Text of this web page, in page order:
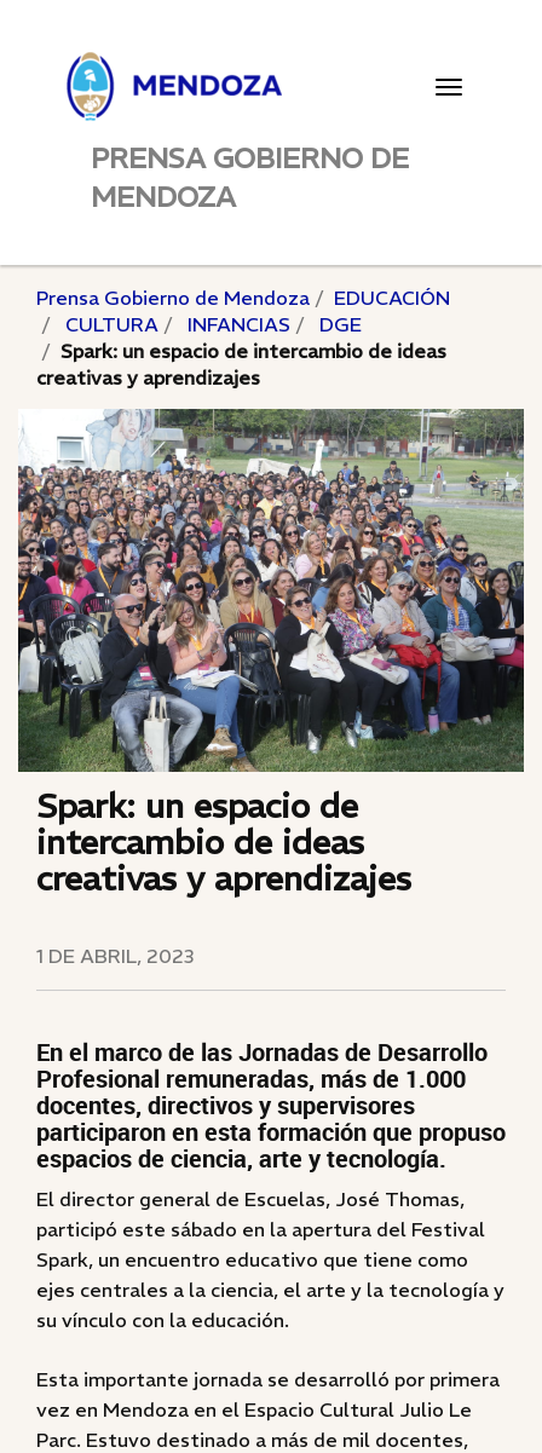
Toggle
PRENSA GOBIERNO DE
MENDOZA
Prensa Gobierno de Mendoza
EDUCACIÓN
CULTURA
INFANCIAS
DGE
Spark: un espacio de intercambio de ideas
creativas y aprendizajes
Spark: un espacio de
intercambio de ideas
creativas y aprendizajes
1 DE ABRIL, 2023
En el marco de las Jornadas de Desarrollo
Profesional remuneradas, más de 1.000
docentes, directivos y supervisores
participaron en esta formación que propuso
espacios de ciencia, arte y tecnología.
El director general de Escuelas, José Thomas,
participó este sábado en la apertura del Festival
Spark, un encuentro educativo que tiene como
ejes centrales a la ciencia, el arte y la tecnología y
su vínculo con la educación.
Esta importante jornada se desarrolló por primera
vez en Mendoza en el Espacio Cultural Julio Le
Parc. Estuvo destinado a más de mil docentes,